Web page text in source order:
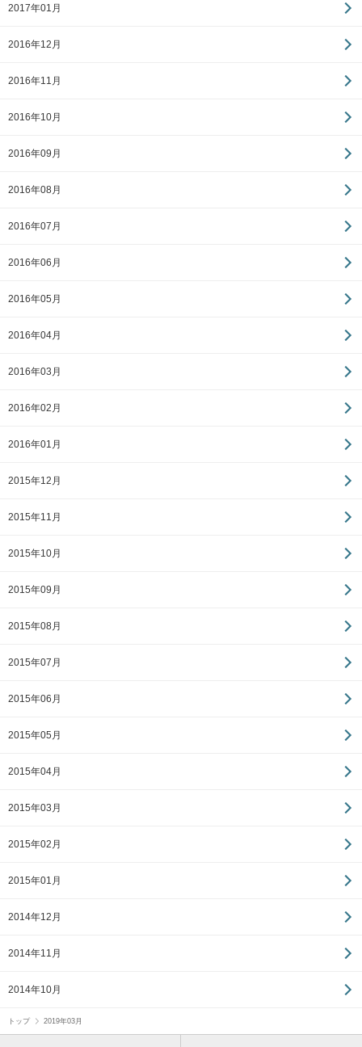
2017年01月
2016年12月
2016年11月
2016年10月
2016年09月
2016年08月
2016年07月
2016年06月
2016年05月
2016年04月
2016年03月
2016年02月
2016年01月
2015年12月
2015年11月
2015年10月
2015年09月
2015年08月
2015年07月
2015年06月
2015年05月
2015年04月
2015年03月
2015年02月
2015年01月
2014年12月
2014年11月
2014年10月
トップ 2019年03月